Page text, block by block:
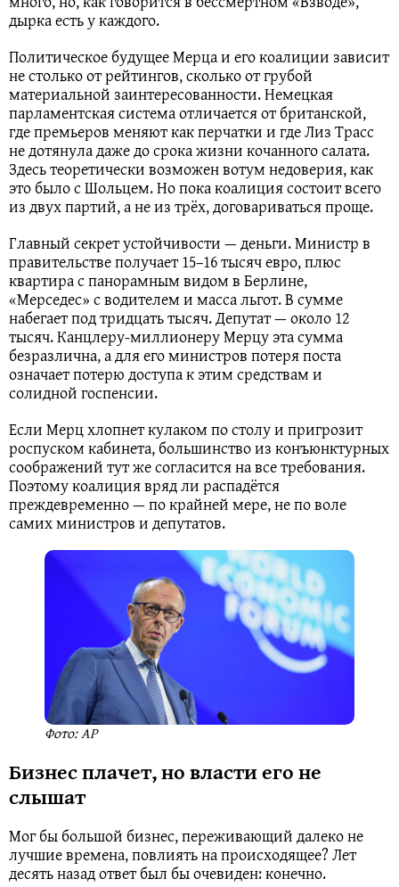
дырка есть у каждого.
Политическое будущее Мерца и его коалиции зависит
не столько от рейтингов, сколько от грубой
материальной заинтересованности. Немецкая
парламентская система отличается от британской,
где премьеров меняют как перчатки и где Лиз Трасс
не дотянула даже до срока жизни кочанного салата.
Здесь теоретически возможен вотум недоверия, как
это было с Шольцем. Но пока коалиция состоит всего
из двух партий, а не из трёх, договариваться проще.
Главный секрет устойчивости — деньги. Министр в
правительстве получает 15–16 тысяч евро, плюс
квартира с панорамным видом в Берлине,
«Мерседес» с водителем и масса льгот. В сумме
набегает под тридцать тысяч. Депутат — около 12
тысяч. Канцлеру-миллионеру Мерцу эта сумма
безразлична, а для его министров потеря поста
означает потерю доступа к этим средствам и
солидной госпенсии.
Если Мерц хлопнет кулаком по столу и пригрозит
роспуском кабинета, большинство из конъюнктурных
соображений тут же согласится на все требования.
Поэтому коалиция вряд ли распадётся
преждевременно — по крайней мере, не по воле
самих министров и депутатов.
Фото: AP
Бизнес плачет, но власти его не
слышат
Мог бы большой бизнес, переживающий далеко не
лучшие времена, повлиять на происходящее? Лет
десять назад ответ был бы очевиден: конечно.